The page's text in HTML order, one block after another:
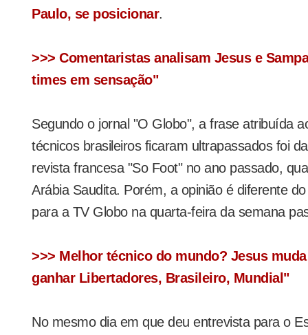
Paulo, se posicionar.
>>> Comentaristas analisam Jesus e
times em sensação"
Segundo o jornal "O Globo", a frase atribuída
técnicos brasileiros ficaram ultrapassados foi
revista francesa "So Foot" no ano passado,
Arábia Saudita. Porém, a opinião é diferente
para a TV Globo na quarta-feira da semana
>>> Melhor técnico do mundo? Jesus
ganhar Libertadores, Brasileiro, Mundial"
No mesmo dia em que deu entrevista para o